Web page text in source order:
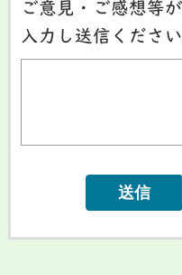
ご意見・ご感想等
入力し送信ください